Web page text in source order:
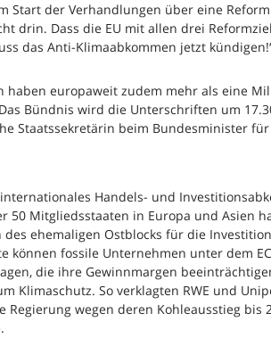
Start der Verhandlungen über eine
drin. Dass die EU mit allen drei
das Anti-Klimaabkommen jetzt
haben europaweit zudem mehr als eine
Bündnis wird die Unterschriften um
Staatssekretärin beim Bundesminister
internationales Handels- und
50 Mitgliedsstaaten in Europa und Asien
des ehemaligen Ostblocks für die
können fossile Unternehmen unter dem
die ihre Gewinnmargen
Klimaschutz. So verklagten RWE und
Regierung wegen deren Kohleausstieg bis